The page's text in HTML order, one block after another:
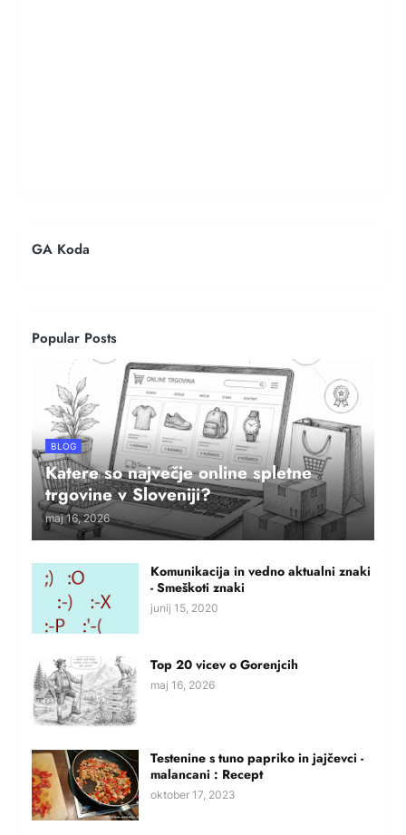
GA Koda
Popular Posts
BLOG
Katere so največje online spletne
trgovine v Sloveniji?
maj 16, 2026
Komunikacija in vedno aktualni znaki
- Smeškoti znaki
junij 15, 2020
Top 20 vicev o Gorenjcih
maj 16, 2026
Testenine s tuno papriko in jajčevci -
malancani : Recept
oktober 17, 2023